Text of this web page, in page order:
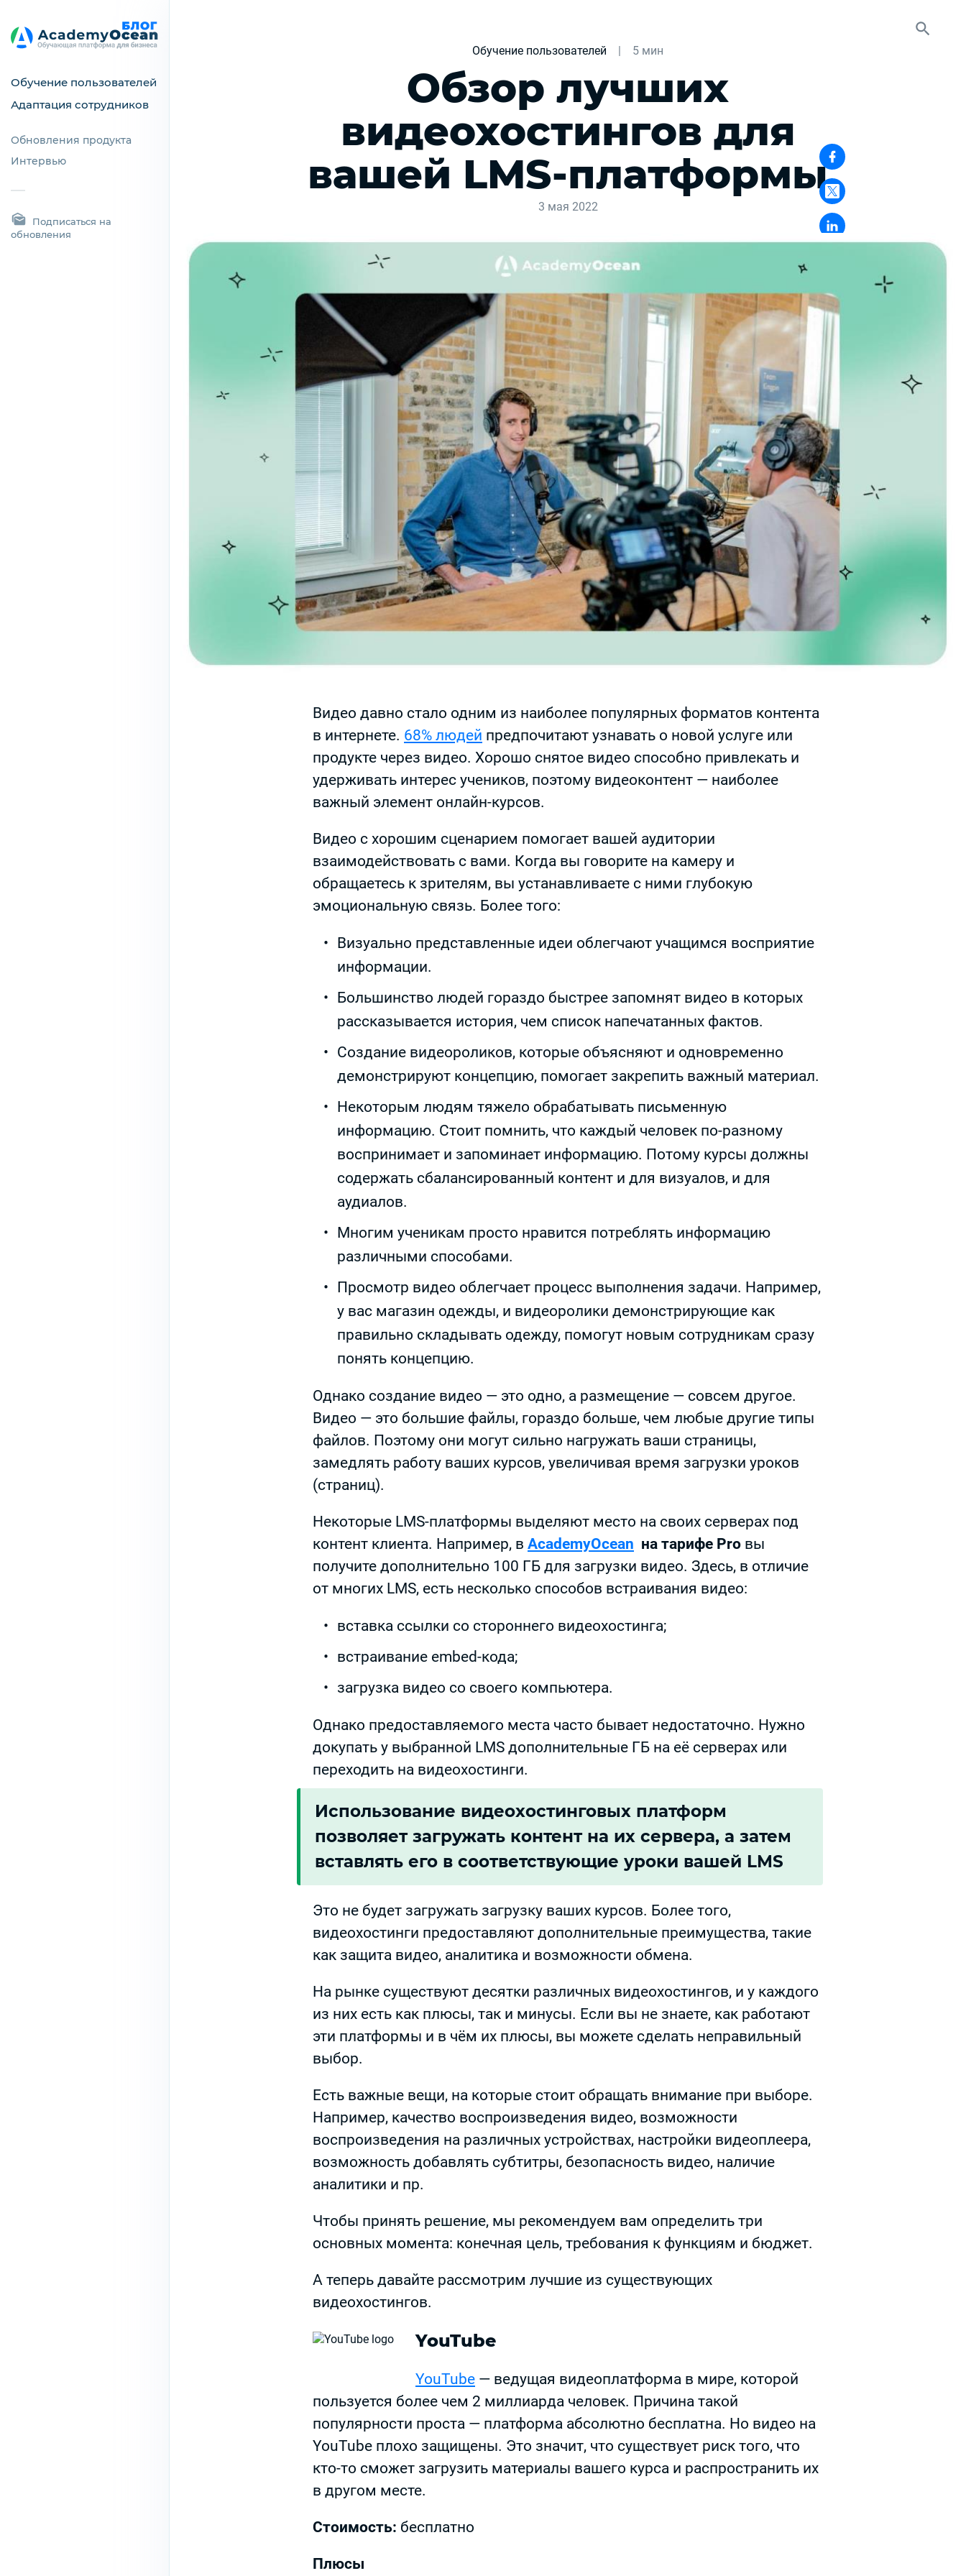
Обучение пользователей
Адаптация сотрудников
Обновления продукта
Интервью
Подписаться на
обновления
Обучение пользователей | 5 мин
Обзор лучших
видеохостингов для
вашей LMS-платформы
3 мая 2022
Видео давно стало одним из наиболее популярных форматов контента
в интернете. 68% людей предпочитают узнавать о новой услуге или
продукте через видео. Хорошо снятое видео способно привлекать и
удерживать интерес учеников, поэтому видеоконтент — наиболее
важный элемент онлайн-курсов.
Видео с хорошим сценарием помогает вашей аудитории
взаимодействовать с вами. Когда вы говорите на камеру и
обращаетесь к зрителям, вы устанавливаете с ними глубокую
эмоциональную связь. Более того:
Визуально представленные идеи облегчают учащимся восприятие
информации.
Большинство людей гораздо быстрее запомнят видео в которых
рассказывается история, чем список напечатанных фактов.
Создание видеороликов, которые объясняют и одновременно
демонстрируют концепцию, помогает закрепить важный материал.
Некоторым людям тяжело обрабатывать письменную
информацию. Стоит помнить, что каждый человек по-разному
воспринимает и запоминает информацию. Потому курсы должны
содержать сбалансированный контент и для визуалов, и для
аудиалов.
Многим ученикам просто нравится потреблять информацию
различными способами.
Просмотр видео облегчает процесс выполнения задачи. Например,
у вас магазин одежды, и видеоролики демонстрирующие как
правильно складывать одежду, помогут новым сотрудникам сразу
понять концепцию.
Однако создание видео — это одно, а размещение — совсем другое.
Видео — это большие файлы, гораздо больше, чем любые другие типы
файлов. Поэтому они могут сильно нагружать ваши страницы,
замедлять работу ваших курсов, увеличивая время загрузки уроков
(страниц).
Некоторые LMS-платформы выделяют место на своих серверах под
контент клиента. Например, в AcademyOcean на тарифе Pro вы
получите дополнительно 100 ГБ для загрузки видео. Здесь, в отличие
от многих LMS, есть несколько способов встраивания видео:
вставка ссылки со стороннего видеохостинга;
встраивание embed-кода;
загрузка видео со своего компьютера.
Однако предоставляемого места часто бывает недостаточно. Нужно
докупать у выбранной LMS дополнительные ГБ на её серверах или
переходить на видеохостинги.
Использование видеохостинговых платформ
позволяет загружать контент на их сервера, а затем
вставлять его в соответствующие уроки вашей LMS
Это не будет загружать загрузку ваших курсов. Более того,
видеохостинги предоставляют дополнительные преимущества, такие
как защита видео, аналитика и возможности обмена.
На рынке существуют десятки различных видеохостингов, и у каждого
из них есть как плюсы, так и минусы. Если вы не знаете, как работают
эти платформы и в чём их плюсы, вы можете сделать неправильный
выбор.
Есть важные вещи, на которые стоит обращать внимание при выборе.
Например, качество воспроизведения видео, возможности
воспроизведения на различных устройствах, настройки видеоплеера,
возможность добавлять субтитры, безопасность видео, наличие
аналитики и пр.
Чтобы принять решение, мы рекомендуем вам определить три
основных момента: конечная цель, требования к функциям и бюджет.
А теперь давайте рассмотрим лучшие из существующих
видеохостингов.
YouTube
YouTube — ведущая видеоплатформа в мире, которой
пользуется более чем 2 миллиарда человек. Причина такой
популярности проста — платформа абсолютно бесплатна. Но видео на
YouTube плохо защищены. Это значит, что существует риск того, что
кто-то сможет загрузить материалы вашего курса и распространить их
в другом месте.
Стоимость: бесплатно
Плюсы